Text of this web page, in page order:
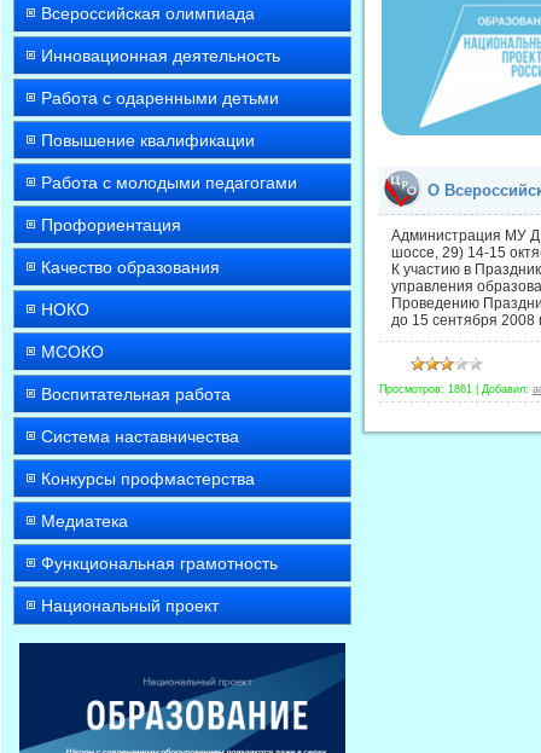
Всероссийская олимпиада
Инновационная деятельность
Работа с одаренными детьми
Повышение квалификации
Работа с молодыми педагогами
Профориентация
Качество образования
НОКО
МСОКО
Воспитательная работа
Система наставничества
Конкурсы профмастерства
Медиатека
Функциональная грамотность
Национальный проект
О
Администрация МУ
шоссе, 29) 14-15
К участию в
управления
Проведению
до 15 сентября 2008
Просмотров: 1861 Добавил: